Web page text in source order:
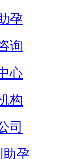
孕
询
心
构
司
孕